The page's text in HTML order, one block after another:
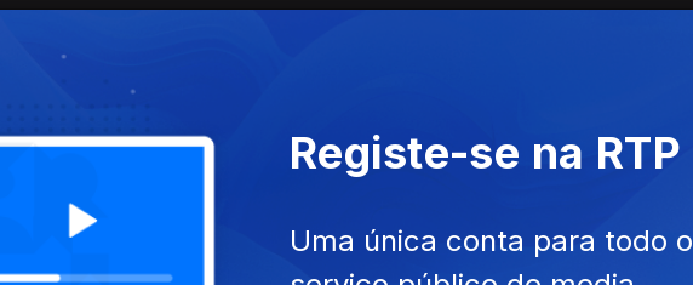
Registe-se na RTP
Uma única conta para todo o